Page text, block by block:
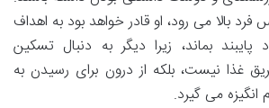
فرد بالا می رود، او قادر خواهد بود به اهداف
بماند، زیرا دیگر به دنبال تسکین
غذا نیست، بلکه از درون برای رسیدن به
می گیرد.